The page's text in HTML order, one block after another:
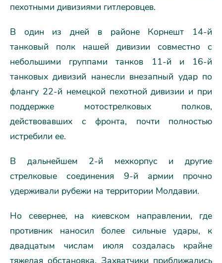
пехотными дивизиями гитлеровцев.
В один из дней в районе Корнешт 14-й
танковый полк нашей дивизии совместно с
небольшими группами танков 11-й и 16-й
танковых дивизий нанесли внезапный удар по
флангу 22-й немецкой пехотной дивизии и при
поддержке мотострелковых полков,
действовавших с фронта, почти полностью
истребили ее.
В дальнейшем 2-й мехкорпус и другие
стрелковые соединения 9-й армии прочно
удерживали рубежи на территории Молдавии.
Но севернее, на киевском направлении, где
противник наносил более сильные удары, к
двадцатым числам июля создалась крайне
тяжелая обстановка. Захватчики приближались